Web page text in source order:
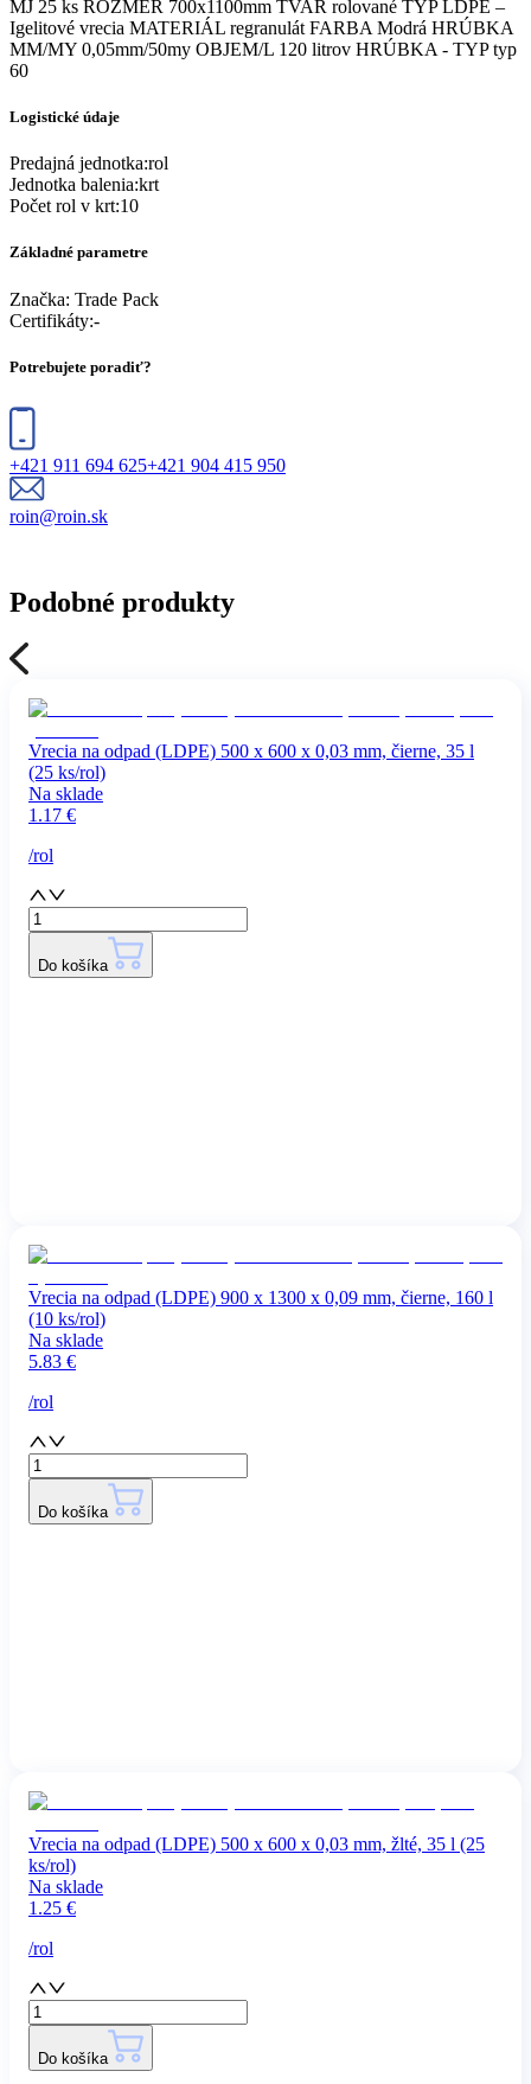
MJ 25 ks ROZMER 700x1100mm TVAR rolované TYP LDPE –
Igelitové vrecia MATERIÁL regranulát FARBA Modrá HRÚBKA
MM/MY 0,05mm/50my OBJEM/L 120 litrov HRÚBKA - TYP typ
60
Logistické údaje
Predajná jednotka:rol
Jednotka balenia:krt
Počet rol v krt:10
Základné parametre
Značka: Trade Pack
Certifikáty:-
Potrebujete poradiť?
+421 911 694 625+421 904 415 950
roin@roin.sk
Podobné produkty
Vrecia na odpad (LDPE) 500 x 600 x 0,03 mm, čierne, 35 l
(25 ks/rol)
Na sklade
1.17 €
/rol
Do košíka
Vrecia na odpad (LDPE) 900 x 1300 x 0,09 mm, čierne, 160 l
(10 ks/rol)
Na sklade
5.83 €
/rol
Do košíka
Vrecia na odpad (LDPE) 500 x 600 x 0,03 mm, žlté, 35 l (25
ks/rol)
Na sklade
1.25 €
/rol
Do košíka